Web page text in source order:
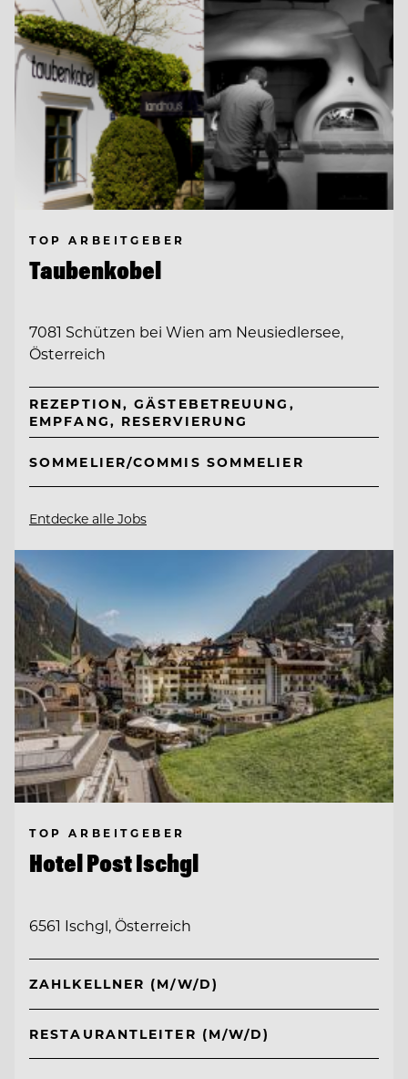
TOP ARBEITGEBER
Taubenkobel
7081 Schützen bei Wien am Neusiedlersee,
Österreich
REZEPTION, GÄSTEBETREUUNG,
EMPFANG, RESERVIERUNG
SOMMELIER/COMMIS SOMMELIER
Entdecke alle Jobs
TOP ARBEITGEBER
Hotel Post Ischgl
6561 Ischgl, Österreich
ZAHLKELLNER (M/W/D)
RESTAURANTLEITER (M/W/D)